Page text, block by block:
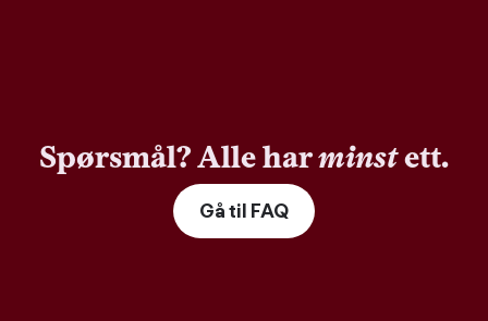
Spørsmål? Alle harminstett.
Gå til FAQ